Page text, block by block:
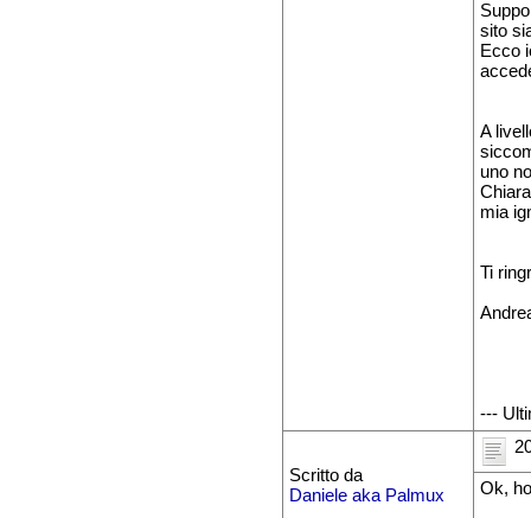
sito
Ecco
A
uno
mia
Ti
---
Scritto da
Daniele aka Palmux
Ok,